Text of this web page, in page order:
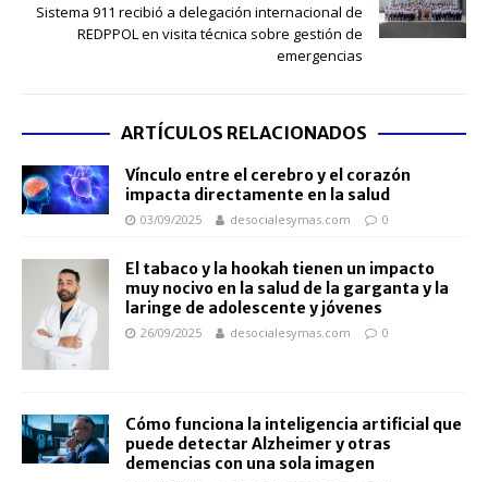
Sistema 911 recibió a delegación internacional de
REDPPOL en visita técnica sobre gestión de
emergencias
ARTÍCULOS RELACIONADOS
Vínculo entre el cerebro y el corazón
impacta directamente en la salud
03/09/2025 desocialesymas.com 0
El tabaco y la hookah tienen un impacto
muy nocivo en la salud de la garganta y la
laringe de adolescente y jóvenes
26/09/2025 desocialesymas.com 0
Cómo funciona la inteligencia artificial que
puede detectar Alzheimer y otras
demencias con una sola imagen